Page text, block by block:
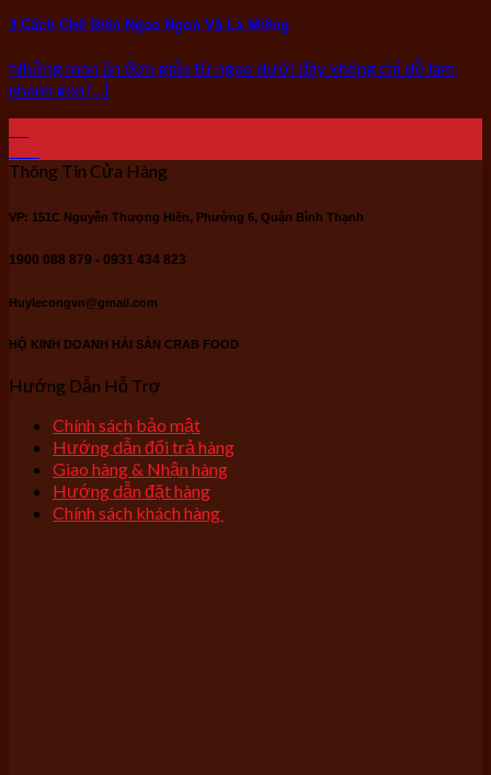
3 Cách Chế Biến Ngao Ngon Và Lạ Miệng
Những món ăn đơn giản từ ngao dưới đây không chỉ dễ làm,
nhanh gọn [...]
Thông Tin Cửa Hàng
VP: 151C Nguyễn Thượng Hiền, Phường 6, Quận Bình Thạnh
1900 088 879 - 0931 434 823
Huylecongvn@gmail.com
HỘ KINH DOANH HẢI SẢN CRAB FOOD
Hướng Dẫn Hỗ Trợ
Chính sách bảo mật
Hướng dẫn đổi trả hàng
Giao hàng & Nhận hàng
Hướng dẫn đặt hàng
Chính sách khách hàng